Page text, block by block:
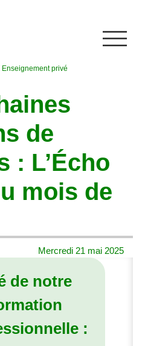
de
: L’Écho
mois de
Mercredi 21 mai 2025
de notre
: